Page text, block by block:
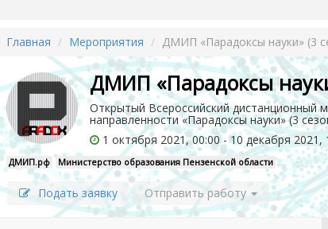
Главная Мероприятия ДМИП «Парадоксы науки» (3
ДМИП «Парадоксы
Открытый Всероссийский дистанционный
направленности «Парадоксы науки» (3
1 октября 2021, 00:00 - 10 декабря 2021,
ДМИП.рф Министерство образования Пензенской области
Подать заявку Отправить работу